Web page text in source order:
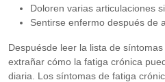
Doloren varias articulaciones
Sentirse enfermo después de
Despuésde leer la lista de
extrañar cómo la fatiga crónica
diaria. Los síntomas de fatiga